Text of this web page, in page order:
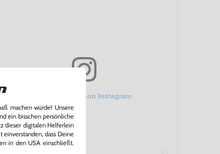
View this post on Instagram
machen würde! Unsere
ein bisschen persönliche
dieser digitalen Helferlein
einverstanden, dass Deine
in den USA einschließt.